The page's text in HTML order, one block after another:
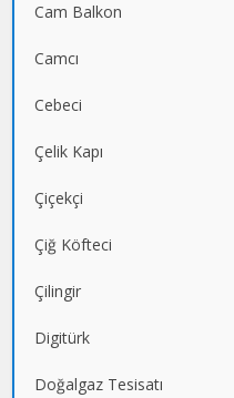
Cam Balkon
Camcı
Cebeci
Çelik Kapı
Çiçekçi
Çiğ Köfteci
Çilingir
Digitürk
Doğalgaz Tesisatı